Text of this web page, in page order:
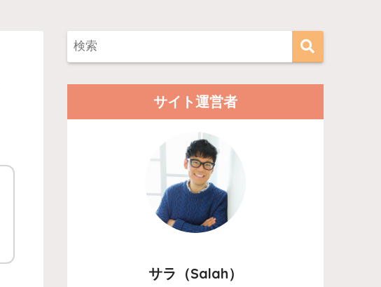
サイト運営者
サラ（Salah）